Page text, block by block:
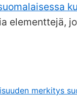
elementtejä,
merkitys